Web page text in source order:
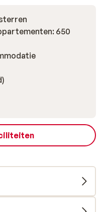
650